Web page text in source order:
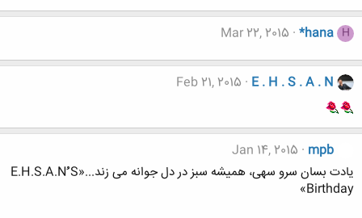
H
*hana
Mar 22, 2015
E . H . S . A . N
Feb 21, 2015
mpb
Jan 14, 2015
یادت بسان سرو سهی، همیشه سبز در دل جوانه می زند...«E.H.S.A.Nُُُ S
Birthday»